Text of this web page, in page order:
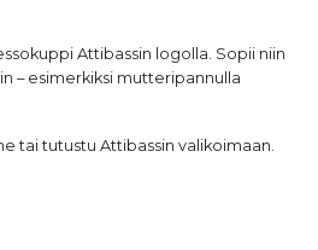
Attibassin logolla. Sopii niin
– esimerkiksi mutteripannulla
tai tutustu Attibassin valikoimaan.